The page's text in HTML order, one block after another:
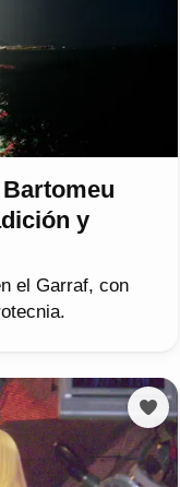
y
el Garraf, con